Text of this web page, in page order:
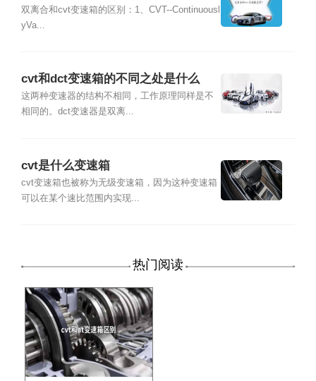
双离合和cvt变速箱的区别：1、CVT--Continuousl
yVa...
cvt和dct变速箱的不同之处是什么
这两种变速器的结构不相同，工作原理同样是不
相同的。dct变速器是双离...
cvt是什么变速箱
cvt变速箱也被称为无级变速箱，因为这种变速箱
可以在某个速比范围内实现...
热门阅读